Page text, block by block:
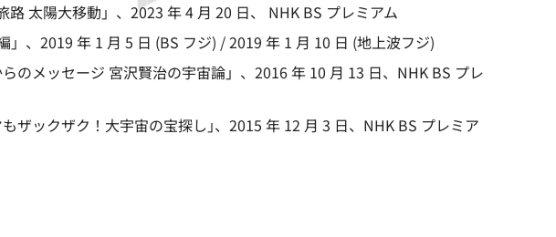
太陽大移動」 、2023 年 4 月 20 日、 NHK BS プレミアム
、2019 年 1 月 5 日 (BS フジ) / 2019 年 1 月 10 日 (地上波フジ)
のメッセージ 宮沢賢治の宇宙論」 、2016 年 10 月 13 日、NHK BS プレ
ザックザク！大宇宙の宝探し｣、2015 年 12 月 3 日、NHK BS プレミア